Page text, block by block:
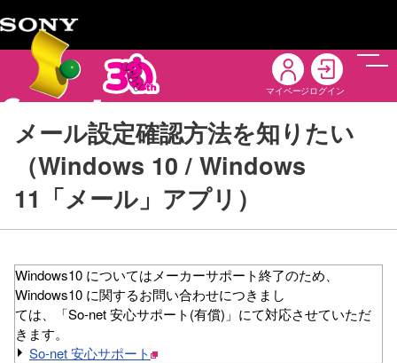
マイページ ログイン
メニ
メール設定確認方法を知りたい
（Windows 10 / Windows
11「メール」アプリ）
Windows10 についてはメーカーサポート終了のため、
Windows10 に関するお問い合わせにつきまし
ては、「So-net 安心サポート(有償)」にて対応させていただ
きます。
So-net 安心サポート